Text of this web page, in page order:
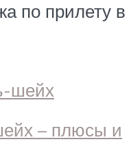
по прилету в